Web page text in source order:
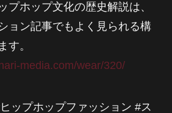
プホップ文化の歴史解説は、
ョン記事でもよく見られる構
す。
media.com/wear/320/
ップホップファッション #ス